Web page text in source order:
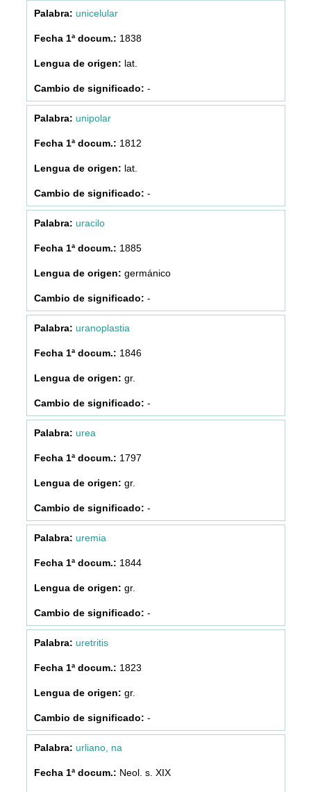
unicelular
1838
lat.
-
unipolar
1812
lat.
-
uracilo
1885
germánico
-
uranoplastia
1846
gr.
-
urea
1797
gr.
-
uremia
1844
gr.
-
uretritis
1823
gr.
-
urliano, na
Neol. s. XIX